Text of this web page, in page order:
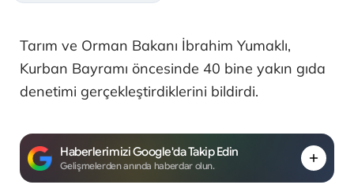
Tarım ve Orman Bakanı İbrahim Yumaklı,
Kurban Bayramı öncesinde 40 bine yakın gıda
denetimi gerçekleştirdiklerini bildirdi.
Haberlerimizi Google'da Takip Edin
Gelişmelerden anında haberdar olun.